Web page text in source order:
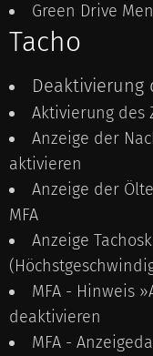
Green Drive
Tacho
Deaktivierung
Aktivierung des
Anzeige der
aktivieren
Anzeige der
MFA
Anzeige
MFA - Hinweis
deaktivieren
MFA -